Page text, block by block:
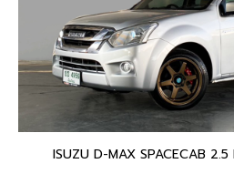
ISUZU D-MAX SPACECAB